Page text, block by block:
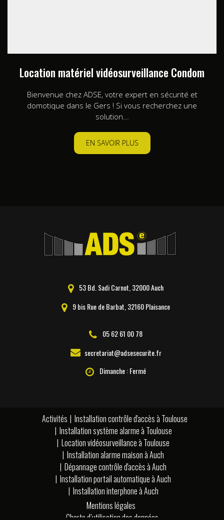
Location matériel vidéosurveillance Condom
Bienvenue chez ADSE, votre expert en sécurité et
domotique dans le Gers ! Si vous recherchez une
solution...
EN SAVOIR PLUS
05 62 61 00 78
secretariat@adsesecurite.fr
Dimanche : Fermé
53 Bd. Sadi Carnot, 32000 Auch
9 bis Rue de Barbat, 32160 Plaisance
Activités
Installation contrôle d'accès à Toulouse
Installation système alarme à Toulouse
Location vidéosurveillance à Toulouse
Installation alarme maison à Auch
Dépannage contrôle d'accès à Auch
Installation portail automatique à Auch
Installation interphone à Auch
Mentions légales
Charte d’utilisation des données